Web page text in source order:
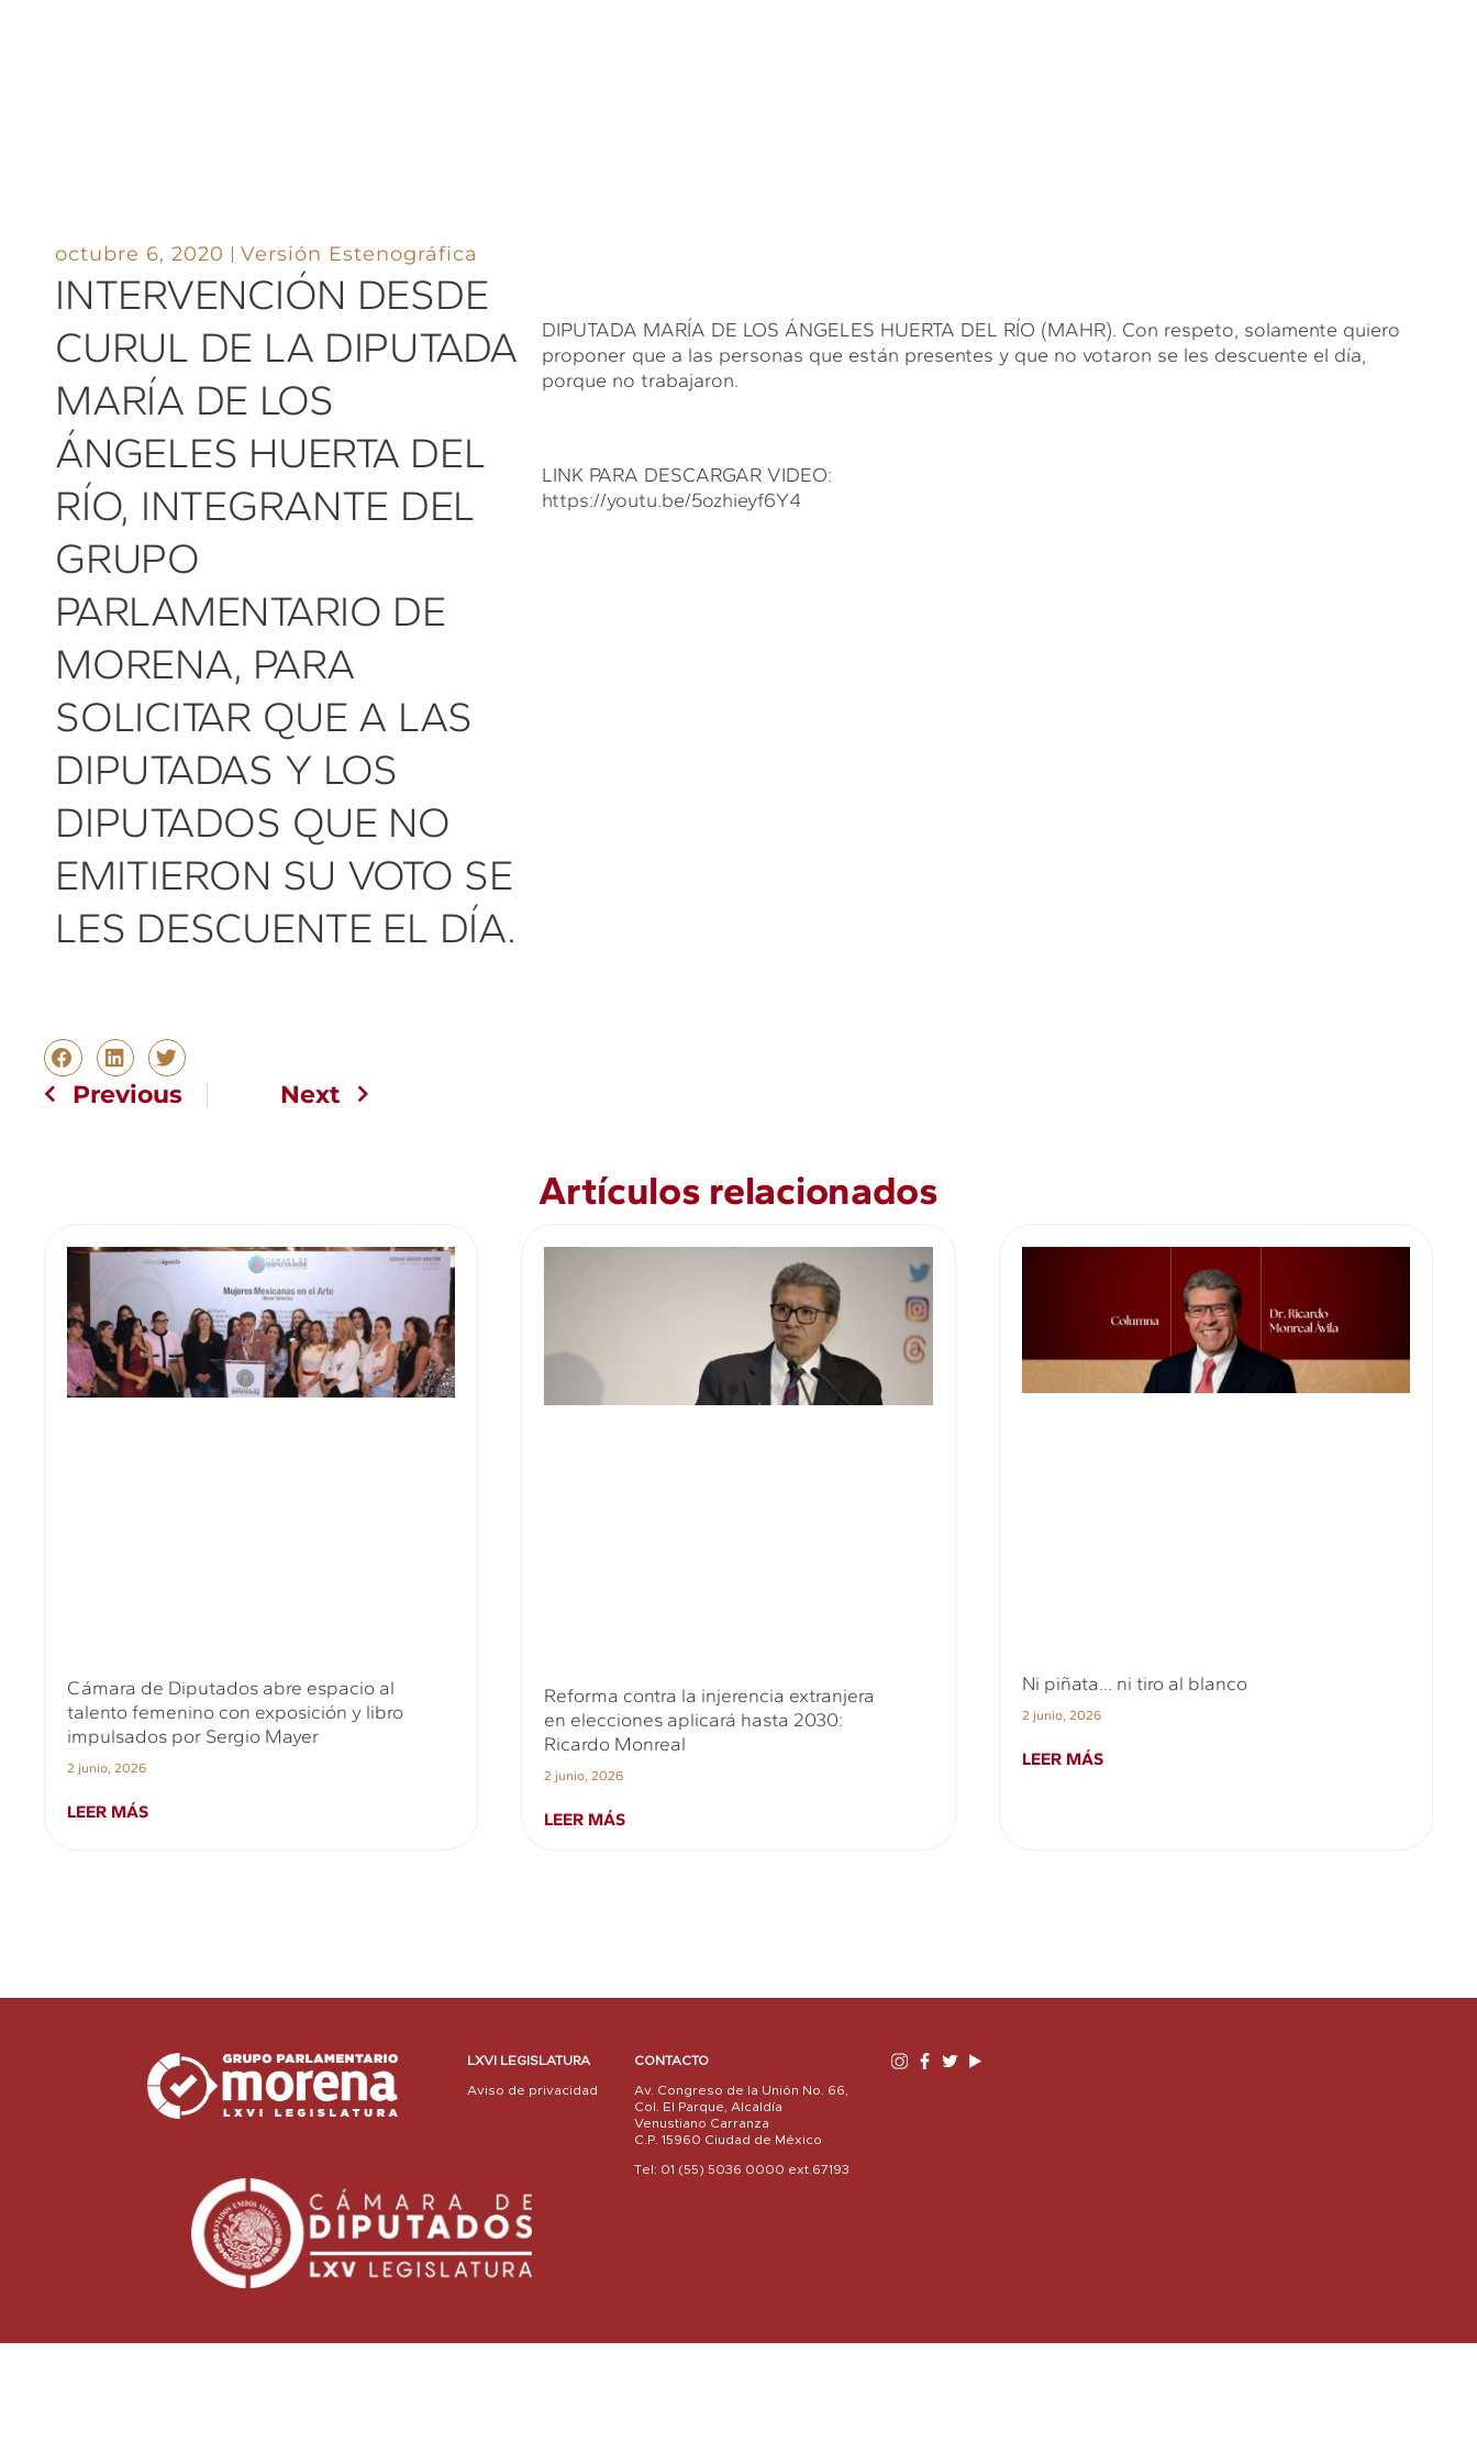
octubre 6, 2020 Versión Estenográfica
INTERVENCIÓN DESDE
CURUL DE LA DIPUTADA
MARÍA DE LOS
ÁNGELES HUERTA DEL
RÍO, INTEGRANTE DEL
GRUPO
PARLAMENTARIO DE
MORENA, PARA
SOLICITAR QUE A LAS
DIPUTADAS Y LOS
DIPUTADOS QUE NO
EMITIERON SU VOTO SE
LES DESCUENTE EL DÍA.
DIPUTADA MARÍA DE LOS ÁNGELES HUERTA DEL RÍO (MAHR). Con respeto, solamente quiero
proponer que a las personas que están presentes y que no votaron se les descuente el día,
porque no trabajaron.
LINK PARA DESCARGAR VIDEO:
https://youtu.be/5ozhieyf6Y4
Previous Next
Artículos relacionados
Cámara de Diputados abre espacio al
talento femenino con exposición y libro
impulsados por Sergio Mayer
2 junio, 2026
LEER MÁS
Reforma contra la injerencia extranjera
en elecciones aplicará hasta 2030:
Ricardo Monreal
2 junio, 2026
LEER MÁS
Ni piñata… ni tiro al blanco
2 junio, 2026
LEER MÁS
LXVI LEGISLATURA
Aviso de privacidad
CONTACTO
Av. Congreso de la Unión No. 66,
Col. El Parque, Alcaldía
Venustiano Carranza
C.P. 15960 Ciudad de México
Tel: 01 (55) 5036 0000 ext.67193